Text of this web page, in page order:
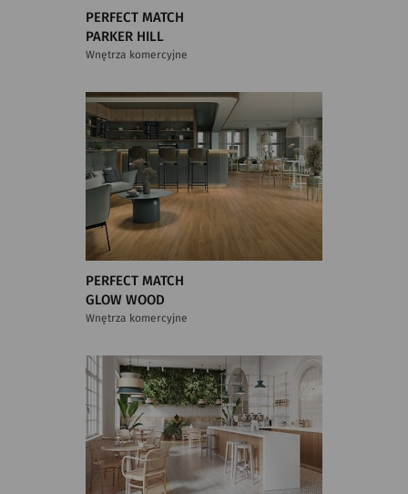
PERFECT MATCH
PARKER HILL
Wnętrza komercyjne
PERFECT MATCH
GLOW WOOD
Wnętrza komercyjne